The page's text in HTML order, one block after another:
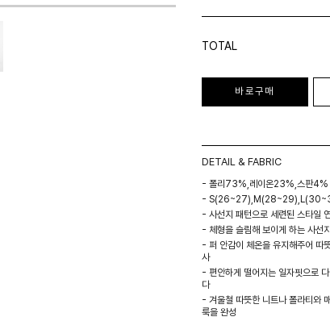
TOTAL
바로구매
DETAIL & FABRIC
- 폴리73%,레이온23%,스판4%
-
- 사선지 패턴으로 세련된 스타일
- 체형을 슬림해 보이게 하는 사선
- 퍼 안감이 체온을 유지해주어 따
사
- 편안하게 떨어지는 일자핏으로
다
- 겨울철 따뜻한 니트나 폴라티와
룩을 완성